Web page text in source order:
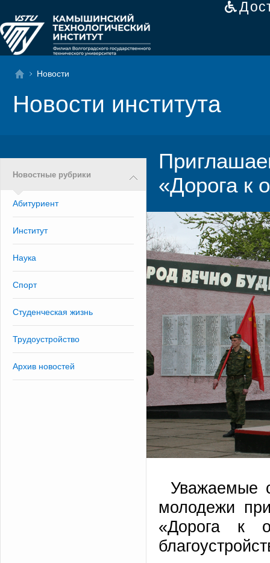
Новости
Новости института
Новостные рубрики
Абитуриент
Институт
Наука
Спорт
Студенческая жизнь
Трудоустройство
Архив новостей
«Дорога к
Уважаемые
молодежи
«Дорога к